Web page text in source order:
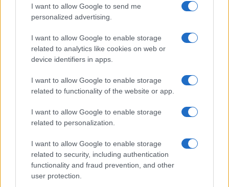
I want to allow Google to send me
personalized advertising.
I want to allow Google to enable storage
related to analytics like cookies on web or
device identifiers in apps.
I want to allow Google to enable storage
related to functionality of the website or app.
I want to allow Google to enable storage
related to personalization.
I want to allow Google to enable storage
related to security, including authentication
functionality and fraud prevention, and other
user protection.
KAPCSOLÓDÓ HÍREK
Rekord: 50 millió Viber letöltés csak Androidra
Pixel 9a: Új háttérképek szivárogtak ki a közelgő
megjelenés előtt
Kiszivárgott a Galaxy S25 FE: vékonyabb test, de alig
változó külső
Google QR-kód olvasó Androidon: jelentős dizájnfrissítés
és új funkciók érkeznek
Google Drive Androidon: megérkezett a Material 3
Expressive dizájn